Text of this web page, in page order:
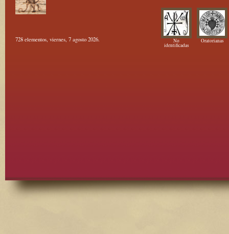
728 elementos, viernes, 7 agosto 2026. No
identificadas
Oratorianas